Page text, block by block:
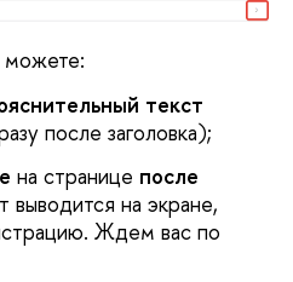
можете:
текст
после заголовка);
на странице после
на экране,
Ждем вас по